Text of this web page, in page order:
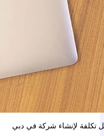
تكلفة لإنشاء شركة في دبي